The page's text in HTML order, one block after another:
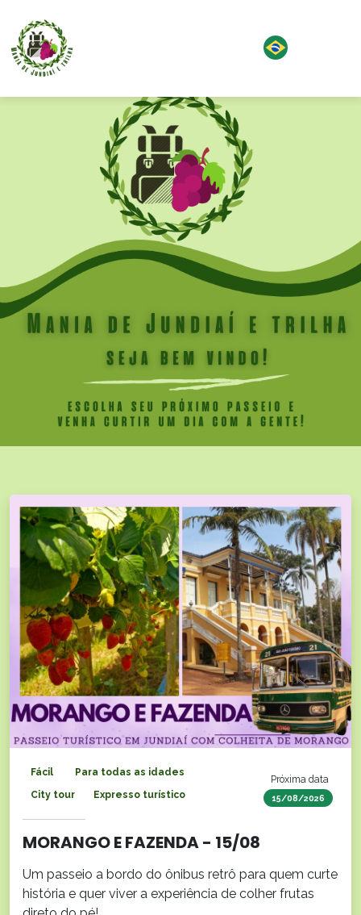
Próxima data
15/08/2026
Fácil
Para todas as idades
City tour
Expresso turístico
MORANGO E FAZENDA - 15/08
Um passeio a bordo do ônibus retrô para quem curte
história e quer viver a experiência de colher frutas